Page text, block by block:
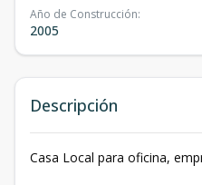
Año de Construcción:
2005
Descripción
Casa Local para oficina,